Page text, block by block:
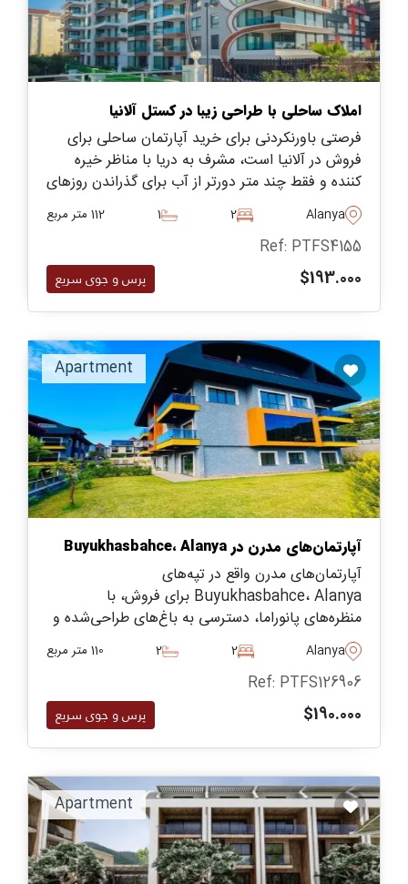
املاک ساحلی با طراحی زیبا در کستل آلانیا
فرصتی باورنکردنی برای خرید آپارتمان ساحلی برای
فروش در آلانیا است، مشرف به دریا با مناظر خیره
کننده و فقط چند متر دورتر از آب برای گذراندن روزهای
تابستانی بی پایان برای آفتاب گرفتن و استراحت.
Alanya
2
1 112 متر مربع
Ref: PTFS4155
$193.000 پرس و جوی سریع
Apartment
آپارتمان‌های مدرن در Buyukhasbahce، Alanya
آپارتمان‌های مدرن واقع در تپه‌های
Buyukhasbahce، Alanya برای فروش، با
منظره‌های پانوراما، دسترسی به باغ‌های طراحی‌شده و
زندگی مسکونی بوتیک – تنها چند دقیقه با مرکز شهر
فاصله دارند.
Alanya
2
2 110 متر مربع
Ref: PTFS126906
$190.000 پرس و جوی سریع
Apartment